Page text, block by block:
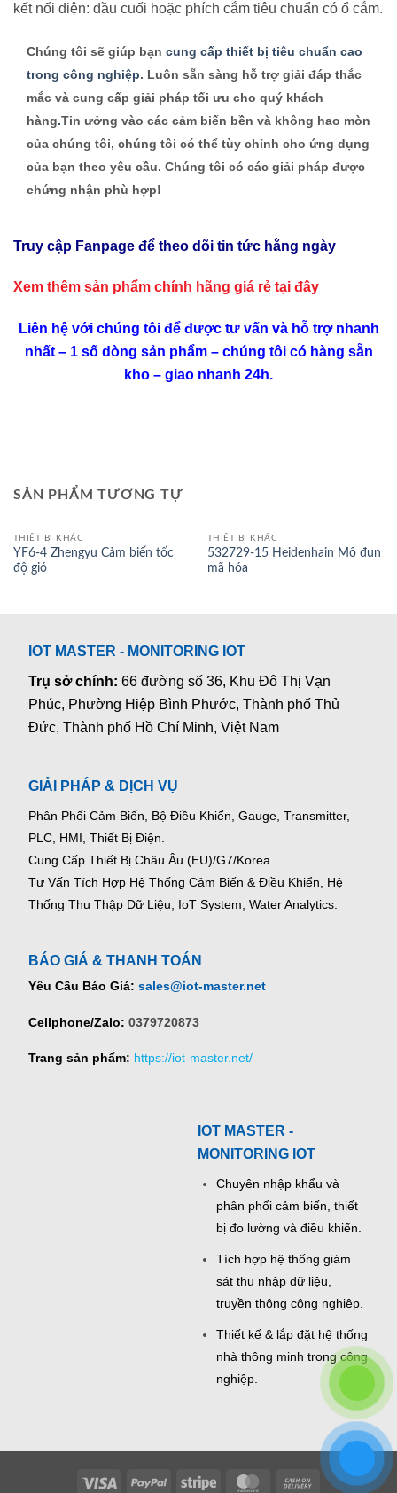
kết nối điện: đầu cuối hoặc phích cắm tiêu chuẩn có ổ cắm.
Chúng tôi sẽ giúp bạn cung cấp thiết bị tiêu chuẩn cao
trong công nghiệp. Luôn sẵn sàng hỗ trợ giải đáp thắc
mắc và cung cấp giải pháp tối ưu cho quý khách
hàng.Tin ưởng vào các cảm biến bền và không hao mòn
của chúng tôi, chúng tôi có thể tùy chỉnh cho ứng dụng
của bạn theo yêu cầu. Chúng tôi có các giải pháp được
chứng nhận phù hợp!
Truy cập Fanpage để theo dõi tin tức hằng ngày
Xem thêm sản phẩm chính hãng giá rẻ tại đây
Liên hệ với chúng tôi để được tư vấn và hỗ trợ nhanh
nhất – 1 số dòng sản phẩm – chúng tôi có hàng sẵn
kho – giao nhanh 24h.
SẢN PHẨM TƯƠNG TỰ
THIẾT BỊ KHÁC
YF6-4 Zhengyu Cảm biến tốc
độ gió
THIẾT BỊ KHÁC
532729-15 Heidenhain Mô đun
mã hóa
IOT MASTER - MONITORING IOT
Trụ sở chính:66 đường số 36, Khu Đô Thị Vạn
Phúc, Phường Hiệp Bình Phước, Thành phố Thủ
Đức, Thành phố Hồ Chí Minh, Việt Nam
GIẢI PHÁP & DỊCH VỤ
Phân Phối Cảm Biến, Bộ Điều Khiển, Gauge, Transmitter,
PLC, HMI, Thiết Bị Điện.
Cung Cấp Thiết Bị Châu Âu (EU)/G7/Korea.
Tư Vấn Tích Hợp Hệ Thống Cảm Biến & Điều Khiển, Hệ
Thống Thu Thập Dữ Liệu, IoT System, Water Analytics.
BÁO GIÁ & THANH TOÁN
Yêu Cầu Báo Giá: sales@iot-master.net
Cellphone/Zalo: 0379720873
Trang sản phẩm: https://iot-master.net/
IOT MASTER -
MONITORING IOT
Chuyên nhập khẩu và
phân phối cảm biến, thiết
bị đo lường và điều khiển.
Tích hợp hệ thống giám
sát thu nhập dữ liệu,
truyền thông công nghiệp.
Thiết kế & lắp đặt hệ thống
nhà thông minh trong công
nghiệp.
Visa PayPal Stripe MasterCardCash